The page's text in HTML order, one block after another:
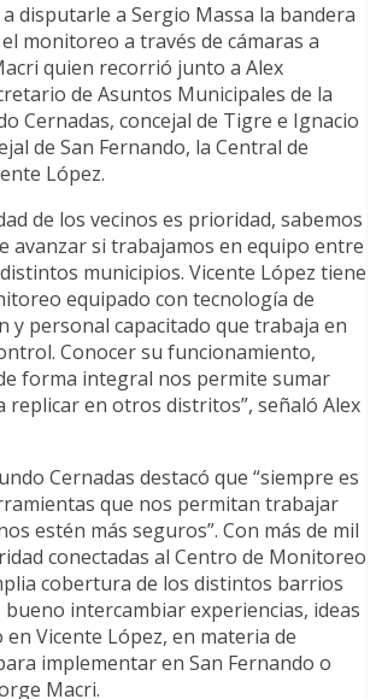
disputarle a Sergio Massa la bandera
monitoreo a través de cámaras a
quien recorrió junto a Alex
de Asuntos Municipales de la
Cernadas, concejal de Tigre e Ignacio
de San Fernando, la Central de
López.
de los vecinos es prioridad, sabemos
avanzar si trabajamos en equipo entre
municipios. Vicente López tiene
equipado con tecnología de
y personal capacitado que trabaja en
Conocer su funcionamiento,
forma integral nos permite sumar
replicar en otros distritos”, señaló Alex
Cernadas destacó que “siempre es
que nos permitan trabajar
estén más seguros”. Con más de mil
conectadas al Centro de Monitoreo
cobertura de los distintos barrios
bueno intercambiar experiencias, ideas
Vicente López, en materia de
implementar en San Fernando o
Macri.